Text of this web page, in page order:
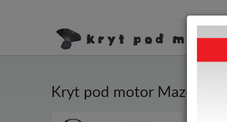
Kryt pod motor Mazda 2